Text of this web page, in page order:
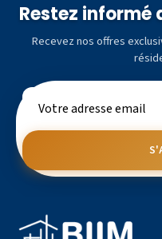
Restez informé
Recevez nos offres